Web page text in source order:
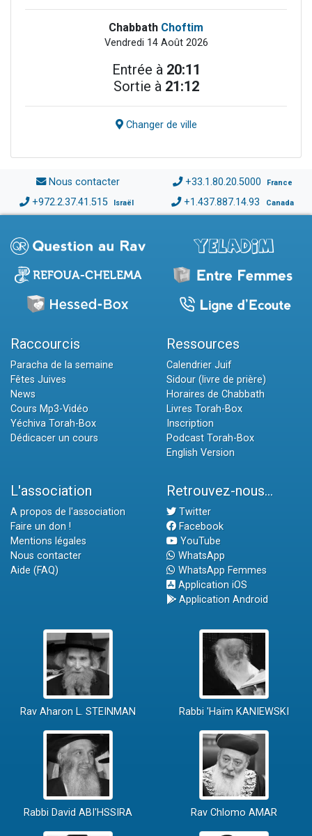
Chabbath Choftim
Vendredi 14 Août 2026
Entrée à 20:11
Sortie à 21:12
Changer de ville
Nous contacter +33.1.80.20.5000 France
+972.2.37.41.515 Israël +1.437.887.14.93 Canada
Raccourcis
Paracha de la semaine
Fêtes Juives
News
Cours Mp3-Vidéo
Yéchiva Torah-Box
Dédicacer un cours
Ressources
Calendrier Juif
Sidour (livre de prière)
Horaires de Chabbath
Livres Torah-Box
Inscription
Podcast Torah-Box
English Version
L'association
A propos de l'association
Faire un don !
Mentions légales
Nous contacter
Aide (FAQ)
Retrouvez-nous...
Twitter
Facebook
YouTube
WhatsApp
WhatsApp Femmes
Application iOS
Application Android
Rav Aharon L. STEINMAN Rabbi 'Haïm KANIEWSKI
Rabbi David ABI'HSSIRA Rav Chlomo AMAR